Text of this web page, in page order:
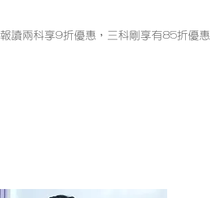
報讀兩科享9折優惠，三科剛享有85折優惠